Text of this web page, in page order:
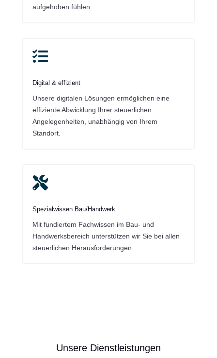
aufgehoben fühlen.

Digital & effizient
Unsere digitalen Lösungen ermöglichen eine
effiziente Abwicklung Ihrer steuerlichen
Angelegenheiten, unabhängig von Ihrem
Standort.

Spezialwissen Bau/Handwerk
Mit fundiertem Fachwissen im Bau- und
Handwerksbereich unterstützen wir Sie bei allen
steuerlichen Herausforderungen.
Unsere Dienstleistungen